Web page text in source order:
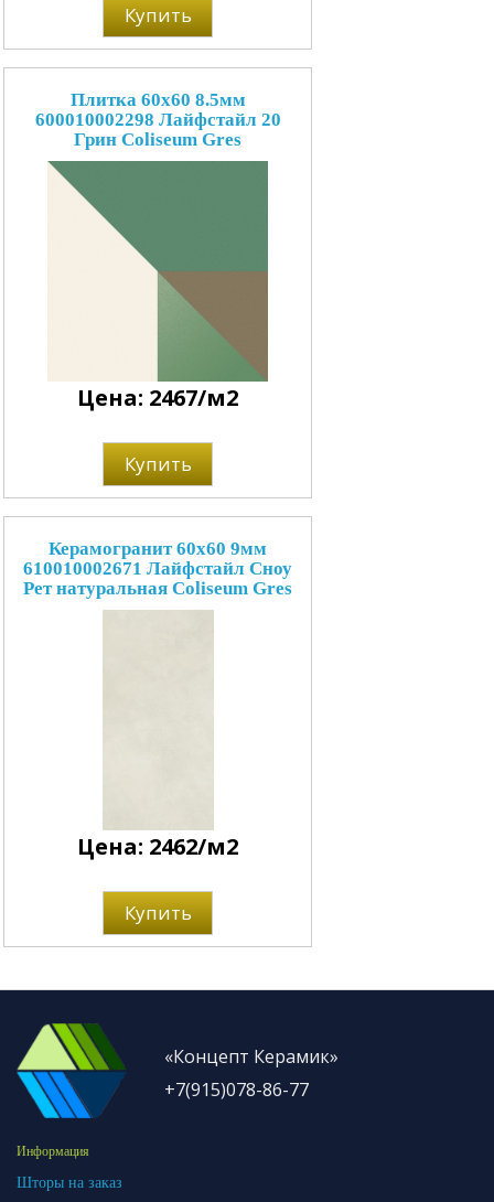
Купить
Плитка 60x60 8.5мм
600010002298 Лайфстайл 20
Грин Coliseum Gres
Цена: 2467/м2
Купить
Керамогранит 60x60 9мм
610010002671 Лайфстайл Сноу
Рет натуральная Coliseum Gres
Цена: 2462/м2
Купить
«Концепт Керамик»
+7(915)078-86-77
Информация
Шторы на заказ